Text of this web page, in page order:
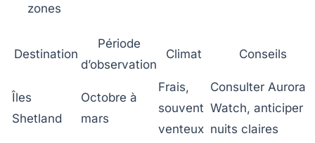
zones
Destination
Période
d’observation
Climat Conseils
Îles
Shetland
Octobre à
mars
Frais,
souvent
venteux
Consulter Aurora
Watch, anticiper
nuits claires